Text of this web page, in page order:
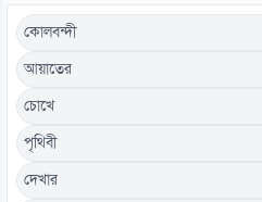
কোলবন্দী
আয়াতের
চোখে
পৃথিবী
দেখার